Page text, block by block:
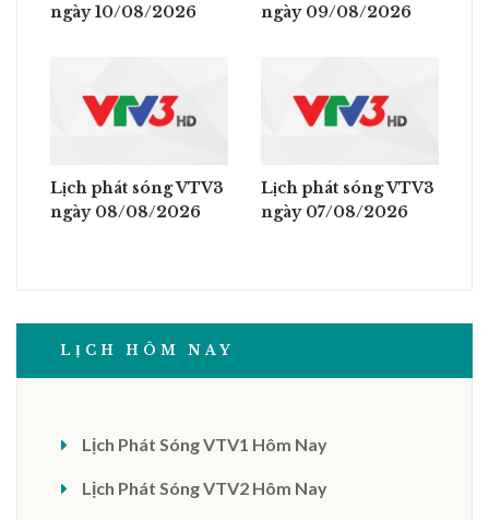
ngày 10/08/2026
ngày 09/08/2026
Lịch phát sóng VTV3
ngày 08/08/2026
Lịch phát sóng VTV3
ngày 07/08/2026
LỊCH HÔM NAY
Lịch Phát Sóng VTV1 Hôm Nay
Lịch Phát Sóng VTV2 Hôm Nay